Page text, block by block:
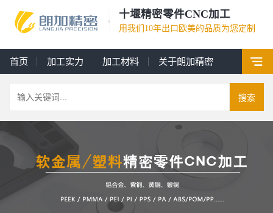
十堰精密零件CNC加工
用我们10年出口欧美的品质为您定制
首页 加工实力 加工材料 关于朗加精密
搜索